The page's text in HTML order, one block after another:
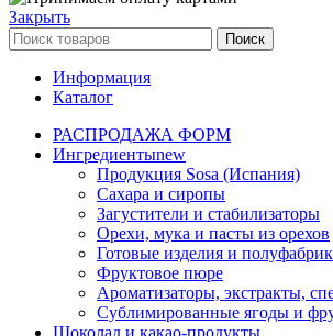
Закрыть
Поиск
Информация
Каталог
РАСПРОДАЖА ФОРМ
Ингредиентыnew
Продукция Sosa (Испания)
Сахара и сиропы
Загустители и стабилизаторы
Орехи, мука и пасты из орехов
Готовые изделия и
Фруктовое пюре
Ароматизаторы, экстракты,
Сублимированные ягоды и